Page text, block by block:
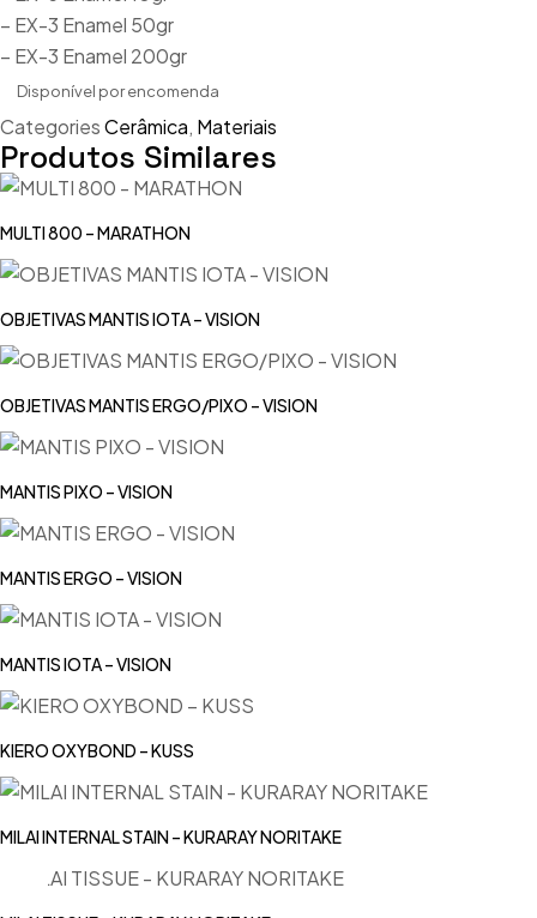
– EX-3 Enamel 50gr
– EX-3 Enamel 200gr
Disponível por encomenda
CategoriesCerâmica, Materiais
Produtos Similares
MULTI 800 – MARATHON
OBJETIVAS MANTIS IOTA – VISION
OBJETIVAS MANTIS ERGO/PIXO – VISION
MANTIS PIXO – VISION
MANTIS ERGO – VISION
MANTIS IOTA – VISION
KIERO OXYBOND – KUSS
MILAI INTERNAL STAIN – KURARAY NORITAKE